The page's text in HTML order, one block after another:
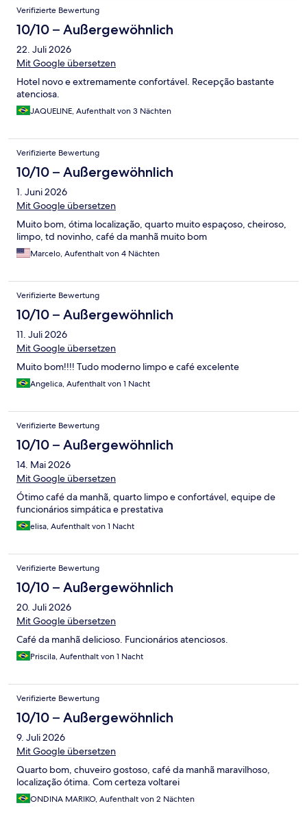
Verifizierte Bewertung
10/10 – Außergewöhnlich
22. Juli 2026
Mit Google übersetzen
Hotel novo e extremamente confortável. Recepção bastante
atenciosa.
JAQUELINE, Aufenthalt von 3 Nächten
Verifizierte Bewertung
10/10 – Außergewöhnlich
1. Juni 2026
Mit Google übersetzen
Muito bom, ótima localização, quarto muito espaçoso, cheiroso,
limpo, td novinho, café da manhã muito bom
Marcelo, Aufenthalt von 4 Nächten
Verifizierte Bewertung
10/10 – Außergewöhnlich
11. Juli 2026
Mit Google übersetzen
Muito bom!!!! Tudo moderno limpo e café excelente
Angelica, Aufenthalt von 1 Nacht
Verifizierte Bewertung
10/10 – Außergewöhnlich
14. Mai 2026
Mit Google übersetzen
Ótimo café da manhã, quarto limpo e confortável, equipe de
funcionários simpática e prestativa
elisa, Aufenthalt von 1 Nacht
Verifizierte Bewertung
10/10 – Außergewöhnlich
20. Juli 2026
Mit Google übersetzen
Café da manhã delicioso. Funcionários atenciosos.
Priscila, Aufenthalt von 1 Nacht
Verifizierte Bewertung
10/10 – Außergewöhnlich
9. Juli 2026
Mit Google übersetzen
Quarto bom, chuveiro gostoso, café da manhã maravilhoso,
localização ótima. Com certeza voltarei
ONDINA MARIKO, Aufenthalt von 2 Nächten